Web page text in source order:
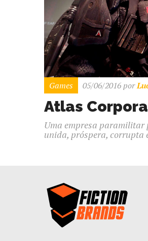
Games 05/06/2016por
Atlas
Uma empresa paramilitar
unida, próspera, corrupta